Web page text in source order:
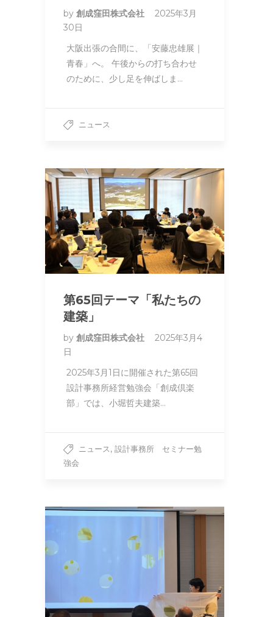
by 創成窪田株式会社
2025年3月
30日
大阪出張の合間に、「安藤忠雄展｜
青春」へ。 午後からの打ち合わせ
のために、少し足を伸ばしま…
ニュース
第65回テーマ「私たちの
建築」
by 創成窪田株式会社
2025年3月4
日
2025年3月1日に開催された第65回
設計事務所経営勉強会「創成倶楽
部」では、小堀哲夫建築…
ニュース, 設計事務所 セミナー勉
強会